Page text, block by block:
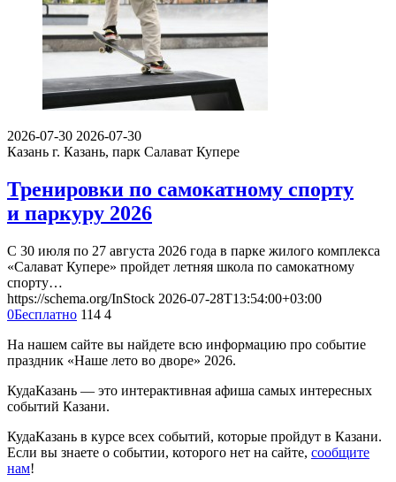
2026-07-30 2026-07-30
Казань г. Казань, парк Салават Купере
Тренировки по самокатному спорту
и паркуру 2026
С 30 июля по 27 августа 2026 года в парке жилого комплекса
«Салават Купере» пройдет летняя школа по самокатному
спорту…
https://schema.org/InStock 2026-07-28T13:54:00+03:00
0Бесплатно 114 4
На нашем сайте вы найдете всю информацию про событие
праздник «Наше лето во дворе» 2026.
КудаКазань — это интерактивная афиша самых интересных
событий Казани.
КудаКазань в курсе всех событий, которые пройдут в Казани.
Если вы знаете о событии, которого нет на сайте, сообщите
нам!